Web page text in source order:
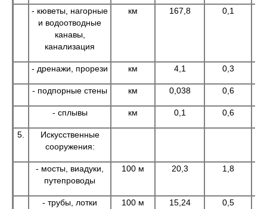
- кюветы, нагорные
и водоотводные
канавы,
канализация
км 167,8 0,1
- дренажи, прорези км 4,1 0,3
- подпорные стены км 0,038 0,6
- сплывы км 0,1 0,6
5.
Искусственные
сооружения:
- мосты, виадуки,
путепроводы
100 м 20,3 1,8
- трубы, лотки
100 м 15,24 0,5